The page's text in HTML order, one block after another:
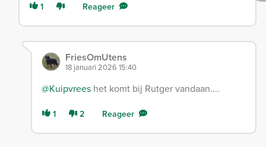
1 Reageer
FriesOmUtens
18 januari 2026 15:40
@Kuipvreeshet komt bij Rutger vandaan....
1 2 Reageer